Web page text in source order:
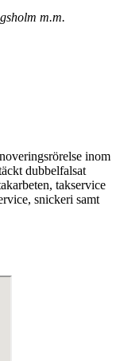
m.m.
inom
dubbelfalsat
takservice
snickeri samt